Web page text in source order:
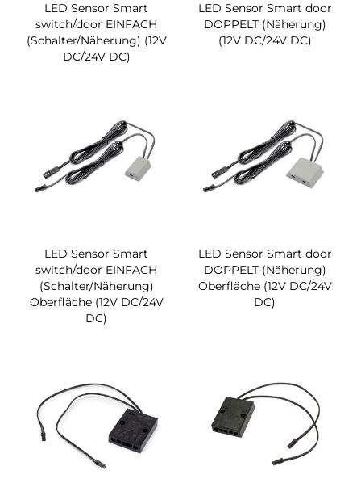
LED Sensor Smart
switch/door EINFACH
(Schalter/Näherung) (12V
DC/24V DC)
LED Sensor Smart door
DOPPELT (Näherung)
(12V DC/24V DC)
LED Sensor Smart
switch/door EINFACH
(Schalter/Näherung)
Oberfläche (12V DC/24V
DC)
LED Sensor Smart door
DOPPELT (Näherung)
Oberfläche (12V DC/24V
DC)